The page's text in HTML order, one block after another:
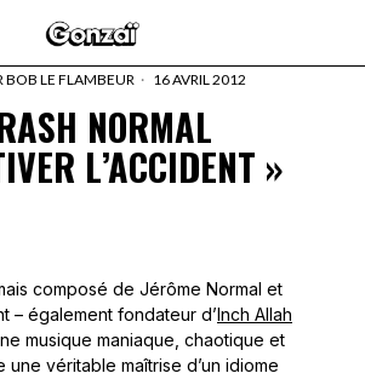
BOB LE FLAMBEUR 16 AVRIL 2012
NORMAL
L’ACCIDENT »
composé de Jérôme Normal et
– également fondateur d’Inch Allah
musique maniaque, chaotique et
véritable maîtrise d’un idiome